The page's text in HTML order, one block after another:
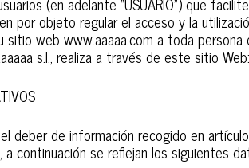
por objeto regular el acceso y la
web www.aaaaa.com a toda
s.l., realiza a través de este sitio Web:
deber de información recogido en
continuación se reflejan los siguientes